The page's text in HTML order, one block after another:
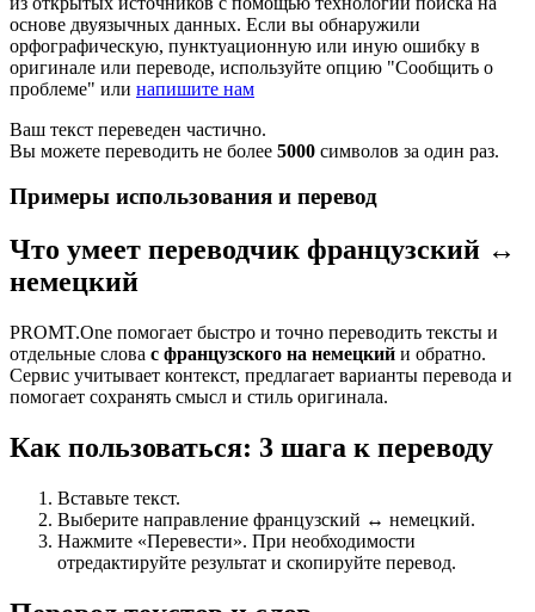
основе двуязычных данных. Если вы обнаружили
орфографическую, пунктуационную или иную ошибку в
оригинале или переводе, используйте опцию "Сообщить о
проблеме" или напишите нам
Ваш текст переведен частично.
Вы можете переводить не более 5000 символов за один раз.
Примеры использования и перевод
Что умеет переводчик французский ↔
немецкий
PROMT.One помогает быстро и точно переводить тексты и
отдельные слова с французского на немецкий и обратно.
Сервис учитывает контекст, предлагает варианты перевода и
помогает сохранять смысл и стиль оригинала.
Как пользоваться: 3 шага к переводу
Вставьте текст.
Выберите направление французский ↔ немецкий.
Нажмите «Перевести». При необходимости
отредактируйте результат и скопируйте перевод.